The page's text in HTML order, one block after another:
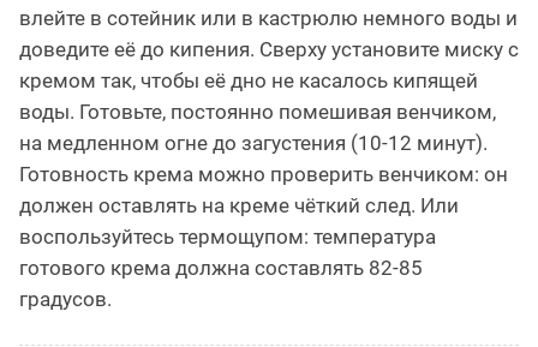
влейте в сотейник или в кастрюлю немного воды и
доведите её до кипения. Сверху установите миску с
кремом так, чтобы её дно не касалось кипящей
воды. Готовьте, постоянно помешивая венчиком,
на медленном огне до загустения (10-12 минут).
Готовность крема можно проверить венчиком: он
должен оставлять на креме чёткий след. Или
воспользуйтесь термощупом: температура
готового крема должна составлять 82-85
градусов.